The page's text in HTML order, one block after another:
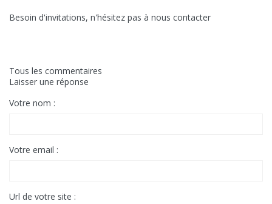
Besoin d'invitations, n'hésitez pas à nous contacter
Tous les commentaires
Laisser une réponse
Votre nom :
Votre email :
Url de votre site :